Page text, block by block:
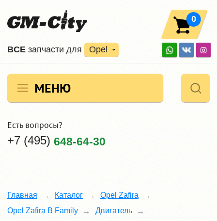
ВCE запчасти для Opel
0
МЕНЮ
Есть вопросы?
+7 (495) 648-64-30
Главная Каталог
Opel Zafira
Opel Zafira B Family
Двигатель